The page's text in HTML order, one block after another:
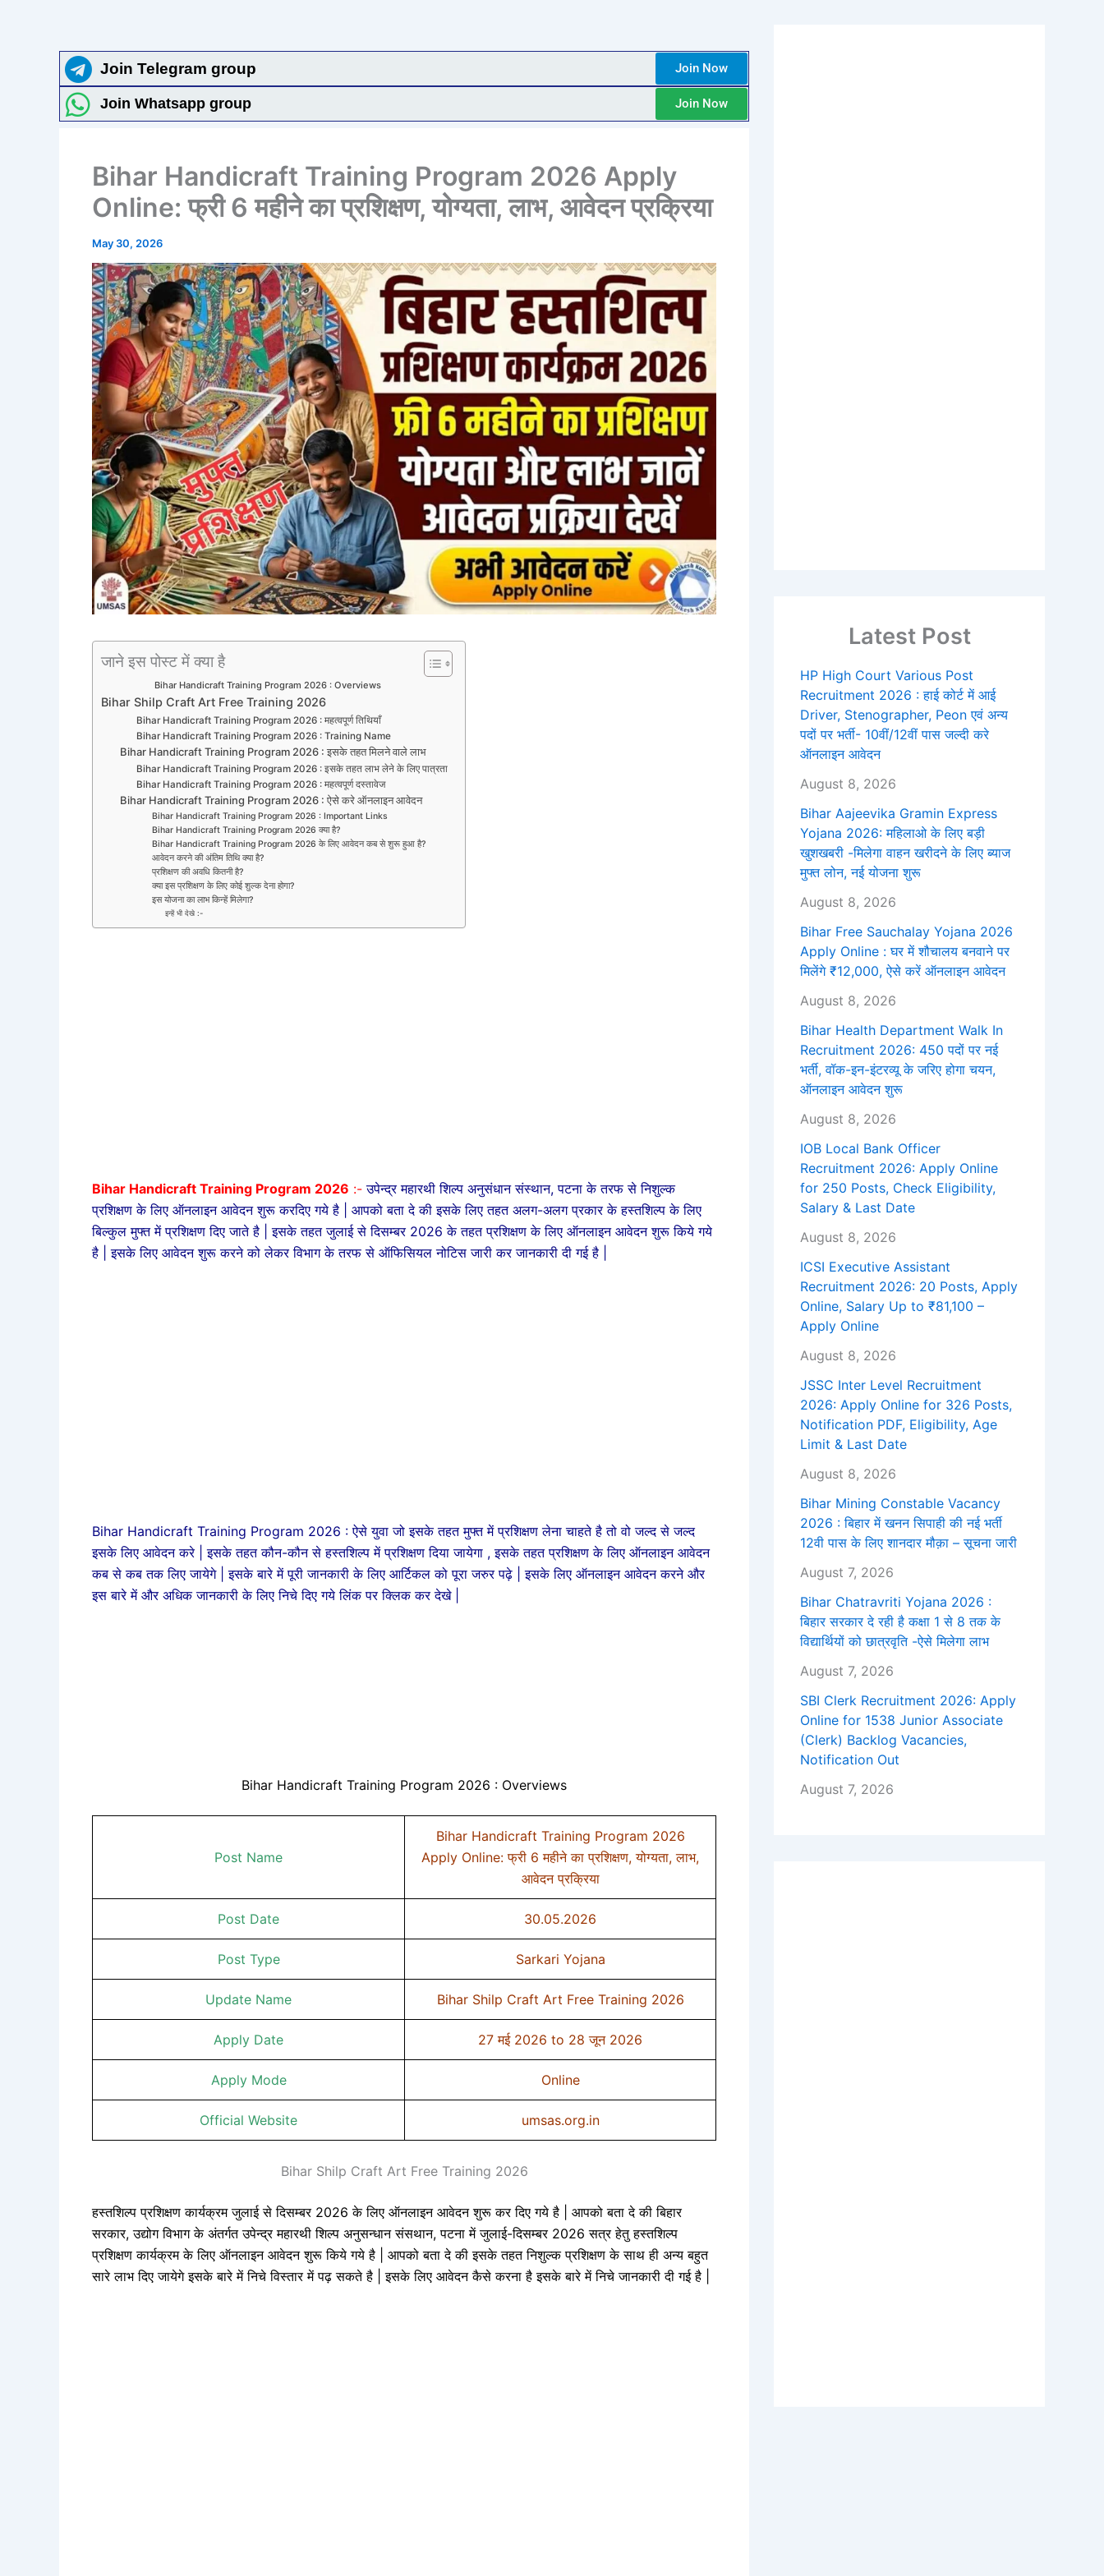
Join Telegram group Join Now
Join Whatsapp group Join Now
Bihar Handicraft Training Program 2026 Apply
Online: फ्री 6 महीने का प्रशिक्षण, योग्यता, लाभ, आवेदन प्रक्रिया
May 30, 2026
जाने इस पोस्ट में क्या है
Bihar Handicraft Training Program 2026 : Overviews
Bihar Shilp Craft Art Free Training 2026
Bihar Handicraft Training Program 2026 : महत्वपूर्ण तिथियाँ
Bihar Handicraft Training Program 2026 : Training Name
Bihar Handicraft Training Program 2026 : इसके तहत मिलने वाले लाभ
Bihar Handicraft Training Program 2026 : इसके तहत लाभ लेने के लिए पात्रता
Bihar Handicraft Training Program 2026 : महत्वपूर्ण दस्तावेज
Bihar Handicraft Training Program 2026 : ऐसे करे ऑनलाइन आवेदन
Bihar Handicraft Training Program 2026 : Important Links
Bihar Handicraft Training Program 2026 क्या है?
Bihar Handicraft Training Program 2026 के लिए आवेदन कब से शुरू हुआ है?
आवेदन करने की अंतिम तिथि क्या है?
प्रशिक्षण की अवधि कितनी है?
क्या इस प्रशिक्षण के लिए कोई शुल्क देना होगा?
इस योजना का लाभ किन्हें मिलेगा?
इन्हें भी देखे :-
Bihar Handicraft Training Program 2026 :- उपेन्द्र महारथी शिल्प अनुसंधान संस्थान, पटना के तरफ से निशुल्क
प्रशिक्षण के लिए ऑनलाइन आवेदन शुरू करदिए गये है | आपको बता दे की इसके लिए तहत अलग-अलग प्रकार के हस्तशिल्प के लिए
बिल्कुल मुफ्त में प्रशिक्षण दिए जाते है | इसके तहत जुलाई से दिसम्बर 2026 के तहत प्रशिक्षण के लिए ऑनलाइन आवेदन शुरू किये गये
है | इसके लिए आवेदन शुरू करने को लेकर विभाग के तरफ से ऑफिसियल नोटिस जारी कर जानकारी दी गई है |
Bihar Handicraft Training Program 2026 : ऐसे युवा जो इसके तहत मुफ्त में प्रशिक्षण लेना चाहते है तो वो जल्द से जल्द
इसके लिए आवेदन करे | इसके तहत कौन-कौन से हस्तशिल्प में प्रशिक्षण दिया जायेगा , इसके तहत प्रशिक्षण के लिए ऑनलाइन आवेदन
कब से कब तक लिए जायेगे | इसके बारे में पूरी जानकारी के लिए आर्टिकल को पूरा जरुर पढ़े | इसके लिए ऑनलाइन आवेदन करने और
इस बारे में और अधिक जानकारी के लिए निचे दिए गये लिंक पर क्लिक कर देखे |
Bihar Handicraft Training Program 2026 : Overviews
Post Name
Bihar Handicraft Training Program 2026
Apply Online: फ्री 6 महीने का प्रशिक्षण, योग्यता, लाभ,
आवेदन प्रक्रिया
Post Date 30.05.2026
Post Type Sarkari Yojana
Update Name Bihar Shilp Craft Art Free Training 2026
Apply Date 27 मई 2026 to 28 जून 2026
Apply Mode Online
Official Website umsas.org.in
Bihar Shilp Craft Art Free Training 2026
हस्तशिल्प प्रशिक्षण कार्यक्रम जुलाई से दिसम्बर 2026 के लिए ऑनलाइन आवेदन शुरू कर दिए गये है | आपको बता दे की बिहार
सरकार, उद्योग विभाग के अंतर्गत उपेन्द्र महारथी शिल्प अनुसन्धान संसथान, पटना में जुलाई-दिसम्बर 2026 सत्र हेतु हस्तशिल्प
प्रशिक्षण कार्यक्रम के लिए ऑनलाइन आवेदन शुरू किये गये है | आपको बता दे की इसके तहत निशुल्क प्रशिक्षण के साथ ही अन्य बहुत
सारे लाभ दिए जायेगे इसके बारे में निचे विस्तार में पढ़ सकते है | इसके लिए आवेदन कैसे करना है इसके बारे में निचे जानकारी दी गई है |
Latest Post
HP High Court Various Post
Recruitment 2026 : हाई कोर्ट में आई
Driver, Stenographer, Peon एवं अन्य
पदों पर भर्ती- 10वीं/12वीं पास जल्दी करे
ऑनलाइन आवेदन
August 8, 2026
Bihar Aajeevika Gramin Express
Yojana 2026: महिलाओ के लिए बड़ी
खुशखबरी -मिलेगा वाहन खरीदने के लिए ब्याज
मुफ्त लोन, नई योजना शुरू
August 8, 2026
Bihar Free Sauchalay Yojana 2026
Apply Online : घर में शौचालय बनवाने पर
मिलेंगे ₹12,000, ऐसे करें ऑनलाइन आवेदन
August 8, 2026
Bihar Health Department Walk In
Recruitment 2026: 450 पदों पर नई
भर्ती, वॉक-इन-इंटरव्यू के जरिए होगा चयन,
ऑनलाइन आवेदन शुरू
August 8, 2026
IOB Local Bank Officer
Recruitment 2026: Apply Online
for 250 Posts, Check Eligibility,
Salary & Last Date
August 8, 2026
ICSI Executive Assistant
Recruitment 2026: 20 Posts, Apply
Online, Salary Up to ₹81,100 –
Apply Online
August 8, 2026
JSSC Inter Level Recruitment
2026: Apply Online for 326 Posts,
Notification PDF, Eligibility, Age
Limit & Last Date
August 8, 2026
Bihar Mining Constable Vacancy
2026 : बिहार में खनन सिपाही की नई भर्ती
12वी पास के लिए शानदार मौक़ा – सूचना जारी
August 7, 2026
Bihar Chatravriti Yojana 2026 :
बिहार सरकार दे रही है कक्षा 1 से 8 तक के
विद्यार्थियों को छात्रवृति -ऐसे मिलेगा लाभ
August 7, 2026
SBI Clerk Recruitment 2026: Apply
Online for 1538 Junior Associate
(Clerk) Backlog Vacancies,
Notification Out
August 7, 2026